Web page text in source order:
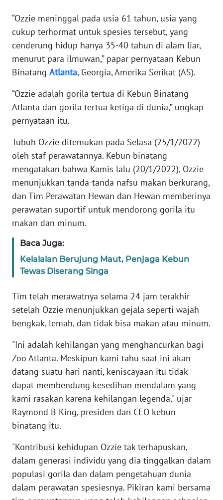
“Ozzie meninggal pada usia 61 tahun, usia yang
cukup terhormat untuk spesies tersebut, yang
cenderung hidup hanya 35-40 tahun di alam liar,
menurut para ilmuwan,” papar pernyataan Kebun
Binatang Atlanta, Georgia, Amerika Serikat (AS).
“Ozzie adalah gorila tertua di Kebun Binatang
Atlanta dan gorila tertua ketiga di dunia,” ungkap
pernyataan itu.
Tubuh Ozzie ditemukan pada Selasa (25/1/2022)
oleh staf perawatannya. Kebun binatang
mengatakan bahwa Kamis lalu (20/1/2022), Ozzie
menunjukkan tanda-tanda nafsu makan berkurang,
dan Tim Perawatan Hewan dan Hewan memberinya
perawatan suportif untuk mendorong gorila itu
makan dan minum.
Baca Juga:
Kelalaian Berujung Maut, Penjaga Kebun
Tewas Diserang Singa
Tim telah merawatnya selama 24 jam terakhir
setelah Ozzie menunjukkan gejala seperti wajah
bengkak, lemah, dan tidak bisa makan atau minum.
"Ini adalah kehilangan yang menghancurkan bagi
Zoo Atlanta. Meskipun kami tahu saat ini akan
datang suatu hari nanti, keniscayaan itu tidak
dapat membendung kesedihan mendalam yang
kami rasakan karena kehilangan legenda," ujar
Raymond B King, presiden dan CEO kebun
binatang itu.
"Kontribusi kehidupan Ozzie tak terhapuskan,
dalam generasi individu yang dia tinggalkan dalam
populasi gorila dan dalam pengetahuan dunia
dalam perawatan spesiesnya. Pikiran kami bersama
MEDIA
SIBER
REDAKSI
KARIR
DISCLAIMER
Wahana
News
Regional
WN
SUMUT
WN
JAKARTA
WN
JABAR
BANTEN
WN
WN
KEPRI
WN
PAPUA
BARAT
WN
RIAU